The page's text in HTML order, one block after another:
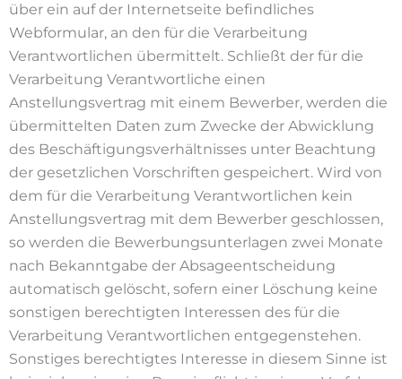
über ein auf der Internetseite befindliches
Webformular, an den für die Verarbeitung
Verantwortlichen übermittelt. Schließt der für die
Verarbeitung Verantwortliche einen
Anstellungsvertrag mit einem Bewerber, werden die
übermittelten Daten zum Zwecke der Abwicklung
des Beschäftigungsverhältnisses unter Beachtung
der gesetzlichen Vorschriften gespeichert. Wird von
dem für die Verarbeitung Verantwortlichen kein
Anstellungsvertrag mit dem Bewerber geschlossen,
so werden die Bewerbungsunterlagen zwei Monate
nach Bekanntgabe der Absageentscheidung
automatisch gelöscht, sofern einer Löschung keine
sonstigen berechtigten Interessen des für die
Verarbeitung Verantwortlichen entgegenstehen.
Sonstiges berechtigtes Interesse in diesem Sinne ist